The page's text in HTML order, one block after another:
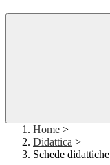
Home >
Didattica >
Schede didattiche